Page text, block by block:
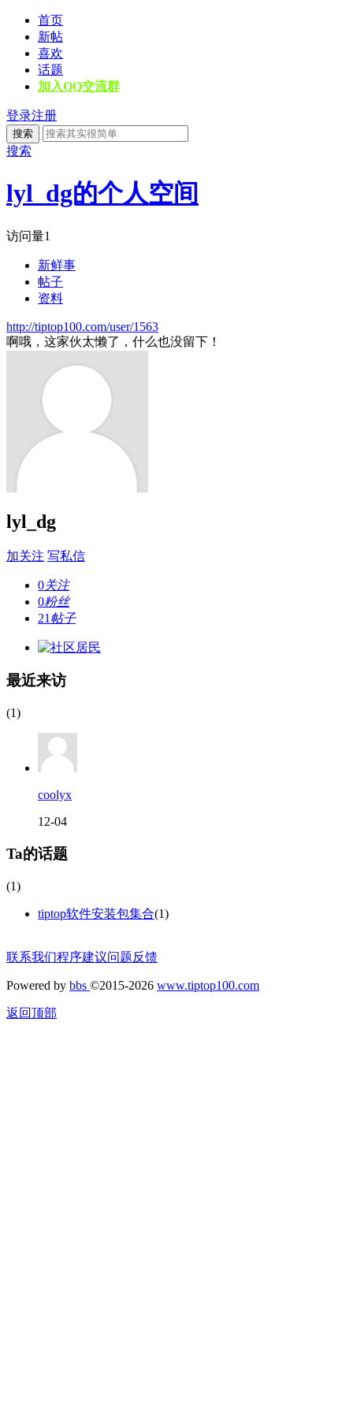
首页
新帖
喜欢
话题
加入QQ交流群
登录注册
搜索
搜索
lyl_dg的个人空间
访问量1
新鲜事
帖子
资料
http://tiptop100.com/user/1563
啊哦，这家伙太懒了，什么也没留下！
lyl_dg
加关注 写私信
0关注
0粉丝
21 帖子
最近来访
(1)
coolyx
12-04
Ta的话题
(1)
tiptop软件安装包集合(1)
联系我们程序建议问题反馈
Powered by bbs ©2015-2026 www.tiptop100.com
返回顶部